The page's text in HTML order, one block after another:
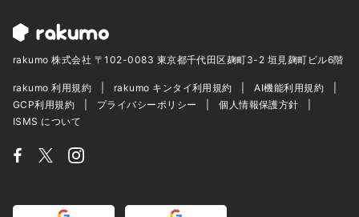
rakumo 株式会社 〒102-0083 東京都千代田区麹町3-2 垣見麹町ビル6階
rakumo 利用規約 rakumo キンタイ利用規約
AI機能利用規約
GCP利用規約
プライバシーポリシー
個人情報保護方針
ISMS について